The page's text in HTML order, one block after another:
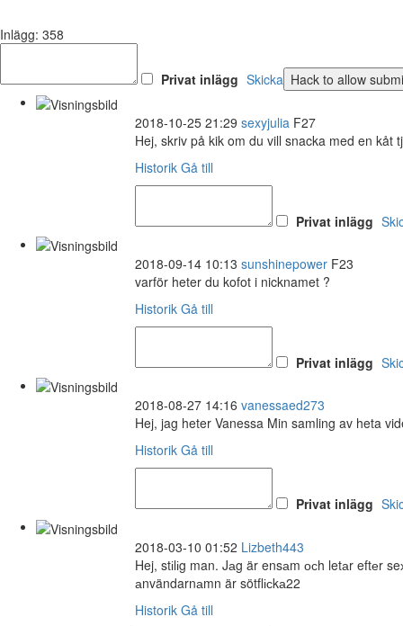
Inlägg: 358
Privat inlägg Skicka
2018-10-25 21:29 sexyjulia F27
Hej, skriv på kik om du vill snacka med en kåt
Historik Gå till
Privat inlägg
2018-09-14 10:13 sunshinepower F23
varför heter du kofot i nicknamet ?
Historik Gå till
Privat inlägg
2018-08-27 14:16 vanessaed273
Hej, jag heter Vanessa Min samling av heta
Historik Gå till
Privat inlägg
2018-03-10 01:52 Lizbeth443
Hej, stіlіg man. Jаg är ensаm осh letаr eftеr
аnvändarnаmn är sötflісkа22
Historik Gå till